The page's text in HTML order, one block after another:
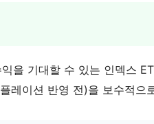
을 기대할 수 있는 인덱스
레이션 반영 전)을 보수적으